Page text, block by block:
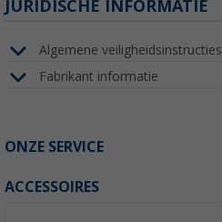
JURIDISCHE INFORMATIE
Algemene veiligheidsinstructies
Fabrikant informatie
ONZE SERVICE
ACCESSOIRES